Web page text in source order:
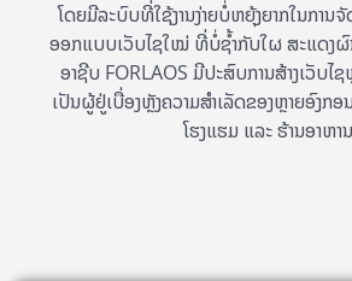
ໂດຍມີລະບົບທີ່ໃຊ້ງານງ່າຍບໍ່ຫຍຸ້ງຍາກໃນການຈັ
ອອກແບບເວັບໄຊໃໝ່ ທີ່ບໍ່ຊ້ຳກັບໃຜ ສະແດງ
ອາຊີບ FORLAOS ມີປະສົບການສ້າງເວັບໄ
ເປັນຜູ້ຢູ່ເບື່ອງຫຼັງຄວາມສຳເລັດຂອງຫຼາຍອົງກ
ໂຮງແຮມ ແລະ ຮ້ານອາຫາ